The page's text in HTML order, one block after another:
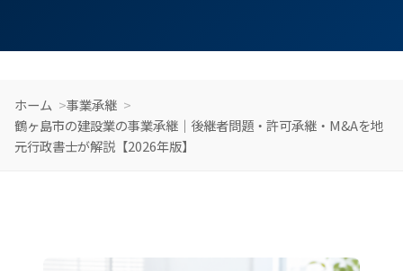
ホーム
事業承継
鶴ヶ島市の建設業の事業承継｜後継者問題・許可承継・M&Aを地
元行政書士が解説【2026年版】